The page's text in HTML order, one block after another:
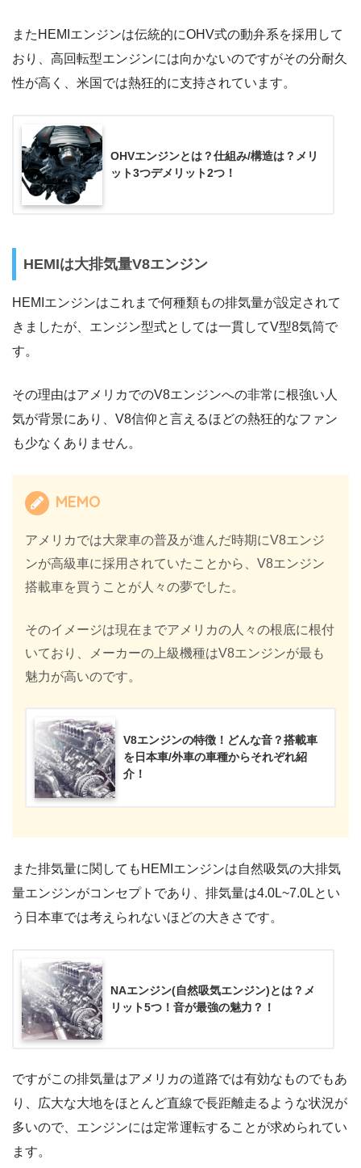
またHEMIエンジンは伝統的にOHV式の動弁系を採用して
おり、高回転型エンジンには向かないのですがその分耐久
性が高く、米国では熱狂的に支持されています。
OHVエンジンとは？仕組み/構造は？メリ
ット3つデメリット2つ！
HEMIは大排気量V8エンジン
HEMIエンジンはこれまで何種類もの排気量が設定されて
きましたが、エンジン型式としては一貫してV型8気筒で
す。
その理由はアメリカでのV8エンジンへの非常に根強い人
気が背景にあり、V8信仰と言えるほどの熱狂的なファン
も少なくありません。
MEMO
アメリカでは大衆車の普及が進んだ時期にV8エンジ
ンが高級車に採用されていたことから、V8エンジン
搭載車を買うことが人々の夢でした。
そのイメージは現在までアメリカの人々の根底に根付
いており、メーカーの上級機種はV8エンジンが最も
魅力が高いのです。
V8エンジンの特徴！どんな音？搭載車
を日本車/外車の車種からそれぞれ紹
介！
また排気量に関してもHEMIエンジンは自然吸気の大排気
量エンジンがコンセプトであり、排気量は4.0L~7.0Lとい
う日本車では考えられないほどの大きさです。
NAエンジン(自然吸気エンジン)とは？メ
リット5つ！音が最強の魅力？！
ですがこの排気量はアメリカの道路では有効なものでもあ
り、広大な大地をほとんど直線で長距離走るような状況が
多いので、エンジンには定常運転することが求められてい
ます。